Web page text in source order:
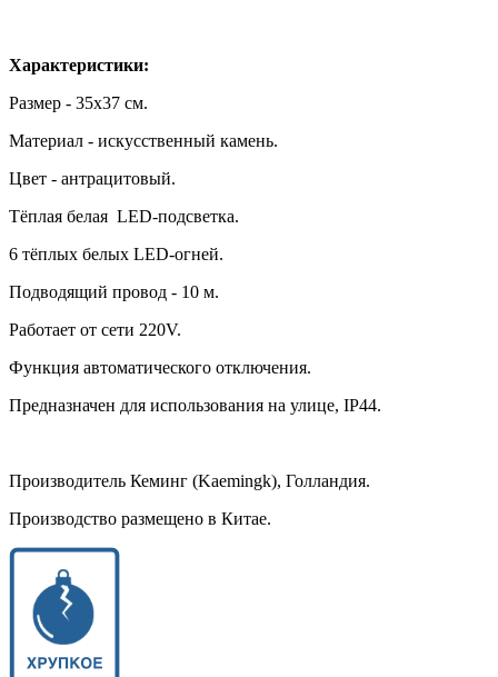
Характеристики:
Размер - 35х37 см.
Материал - искусственный камень.
Цвет - антрацитовый.
Тёплая белая LED-подсветка.
6 тёплых белых LED-огней.
Подводящий провод - 10 м.
Работает от сети 220V.
Функция автоматического отключения.
Предназначен для использования на улице, IP44.
Производитель Кеминг (Kaemingk), Голландия.
Производство размещено в Китае.